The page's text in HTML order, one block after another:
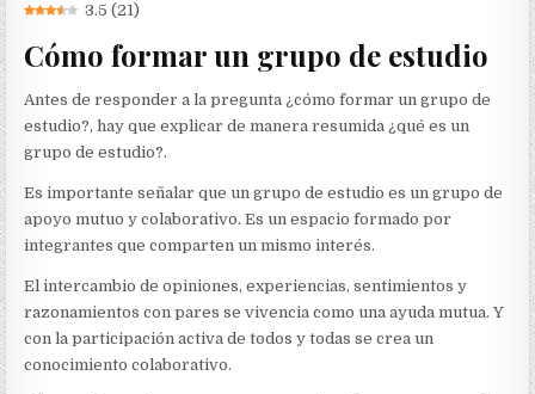
3.5 (21)
Cómo formar un grupo de estudio
Antes de responder a la pregunta ¿cómo formar un grupo de
estudio?, hay que explicar de manera resumida ¿qué es un
grupo de estudio?.
Es importante señalar que un grupo de estudio es un grupo de
apoyo mutuo y colaborativo. Es un espacio formado por
integrantes que comparten un mismo interés.
El intercambio de opiniones, experiencias, sentimientos y
razonamientos con pares se vivencia como una ayuda mutua. Y
con la participación activa de todos y todas se crea un
conocimiento colaborativo.